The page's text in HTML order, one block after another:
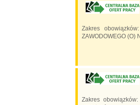
Zakres
ZAWODOWEGO (O)
Zakres